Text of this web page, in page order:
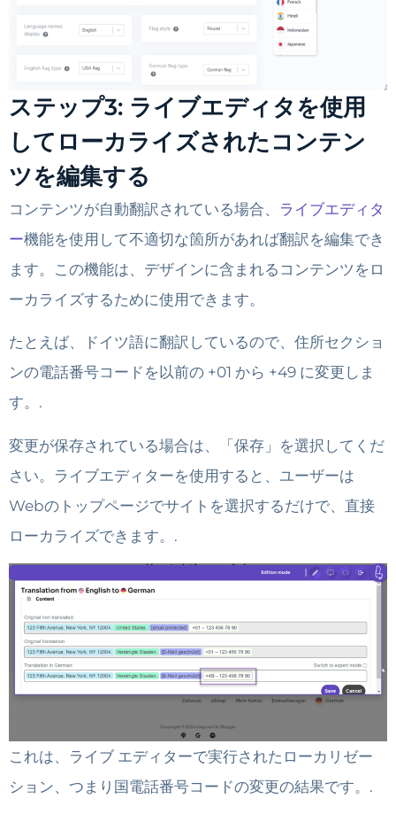
ステップ3: ライブエディタを使用
してローカライズされたコンテン
ツを編集する
コンテンツが自動翻訳されている場合、 ライブエディタ
ー機能を使用して不適切な箇所があれば翻訳を編集でき
ます。この機能は、デザインに含まれるコンテンツをロ
ーカライズするために使用できます。
たとえば、ドイツ語に翻訳しているので、住所セクショ
ンの電話番号コードを以前の +01 から +49 に変更しま
す。.
変更が保存されている場合は、「保存」を選択してくだ
さい。ライブエディターを使用すると、ユーザーは
Webのトップページでサイトを選択するだけで、直接
ローカライズできます。.
これは、ライブ エディターで実行されたローカリゼー
ション、つまり国電話番号コードの変更の結果です。.